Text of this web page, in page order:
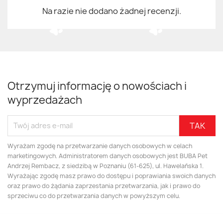
Na razie nie dodano żadnej recenzji.
Otrzymuj informację o nowościach i
wyprzedażach
Wyrażam zgodę na przetwarzanie danych osobowych w celach
marketingowych. Administratorem danych osobowych jest BUBA Pet
Andrzej Rembacz, z siedzibą w Poznaniu (61-625), ul. Hawelańska 1.
Wyrażając zgodę masz prawo do dostępu i poprawiania swoich danych
oraz prawo do żądania zaprzestania przetwarzania, jak i prawo do
sprzeciwu co do przetwarzania danych w powyższym celu.